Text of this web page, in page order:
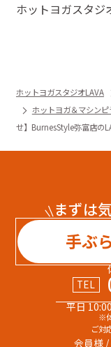
ホットヨガスタジ
ホットヨガスタジオLAVA
ホットヨガ＆マシン
せ】BurnesStyle弥富店の
まずは
手ぶ
TEL
平日
※
ご対
会員様